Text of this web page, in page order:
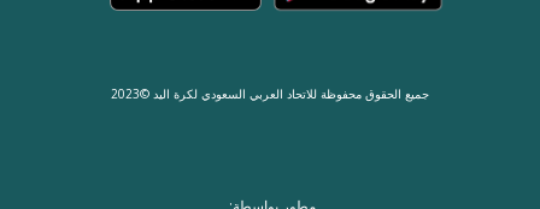
جميع الحقوق محفوظة للاتحاد العربي السعودي لكرة اليد ©2023